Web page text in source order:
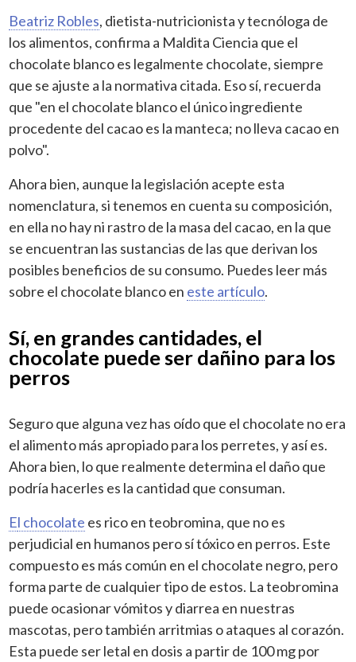
Beatriz Robles, dietista-nutricionista y tecnóloga de
los alimentos, confirma a Maldita Ciencia que el
chocolate blanco es legalmente chocolate, siempre
que se ajuste a la normativa citada. Eso sí, recuerda
que "en el chocolate blanco el único ingrediente
procedente del cacao es la manteca; no lleva cacao en
polvo".
Ahora bien, aunque la legislación acepte esta
nomenclatura, si tenemos en cuenta su composición,
en ella no hay ni rastro de la masa del cacao, en la que
se encuentran las sustancias de las que derivan los
posibles beneficios de su consumo. Puedes leer más
sobre el chocolate blanco en este artículo.
Sí, en grandes cantidades, el
chocolate puede ser dañino para los
perros
Seguro que alguna vez has oído que el chocolate no era
el alimento más apropiado para los perretes, y así es.
Ahora bien, lo que realmente determina el daño que
podría hacerles es la cantidad que consuman.
El chocolate es rico en teobromina, que no es
perjudicial en humanos pero sí tóxico en perros. Este
compuesto es más común en el chocolate negro, pero
forma parte de cualquier tipo de estos. La teobromina
puede ocasionar vómitos y diarrea en nuestras
mascotas, pero también arritmias o ataques al corazón.
Esta puede ser letal en dosis a partir de 100 mg por